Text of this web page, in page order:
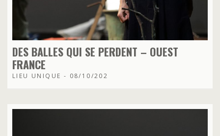
DES BALLES QUI SE PERDENT – OUEST
FRANCE
LIEU UNIQUE - 08/10/202